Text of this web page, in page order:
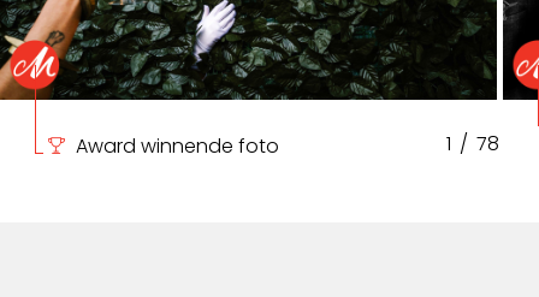
Award winnende foto 1 / 78